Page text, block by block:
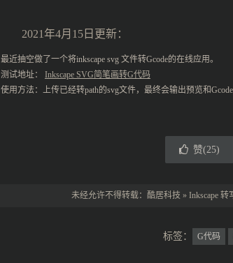
2021年4月15日更新：
最近抽空做了一个将inkscape svg 文件转Gcode的在线应用。
测试地址： Inkscape SVG简笔画转G代码
使用方法：上传已经转path的svg文件，最终会输出预览和Gcode
赞(25)
未经允许不得转载： 酷居科技 » Inkscape
标签： G代码